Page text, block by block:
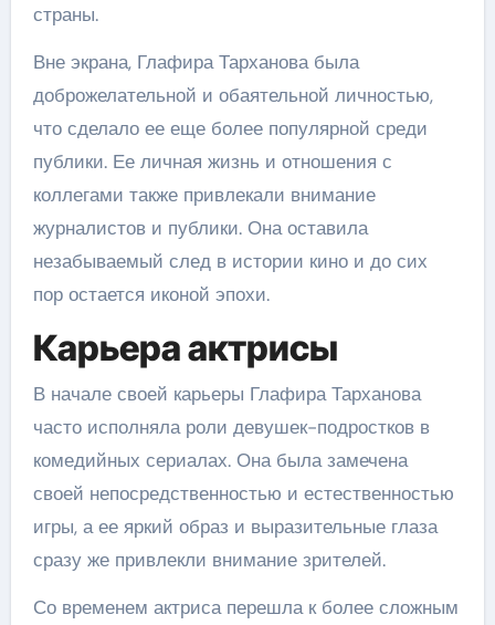
страны.
Вне экрана, Глафира Тарханова была
доброжелательной и обаятельной личностью,
что сделало ее еще более популярной среди
публики. Ее личная жизнь и отношения с
коллегами также привлекали внимание
журналистов и публики. Она оставила
незабываемый след в истории кино и до сих
пор остается иконой эпохи.
Карьера актрисы
В начале своей карьеры Глафира Тарханова
часто исполняла роли девушек-подростков в
комедийных сериалах. Она была замечена
своей непосредственностью и естественностью
игры, а ее яркий образ и выразительные глаза
сразу же привлекли внимание зрителей.
Со временем актриса перешла к более сложным